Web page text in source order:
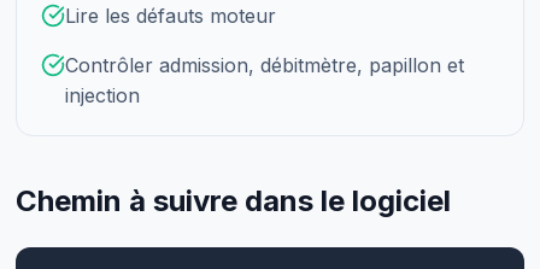
Lire les défauts moteur
Contrôler admission, débitmètre, papillon et
injection
Chemin à suivre dans le logiciel